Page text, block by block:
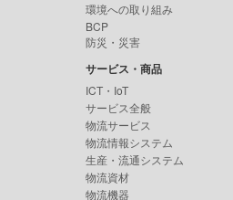
環境への取り組み
BCP
防災・災害
サービス・商品
ICT・IoT
サービス全般
物流サービス
物流情報システム
生産・流通システム
物流資材
物流機器